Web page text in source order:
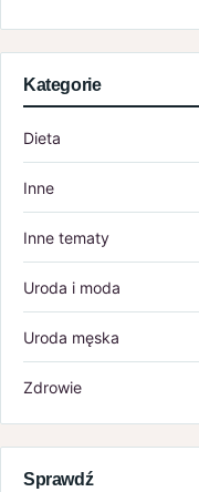
Kategorie
Dieta
Inne
Inne tematy
Uroda i moda
Uroda męska
Zdrowie
Sprawdź